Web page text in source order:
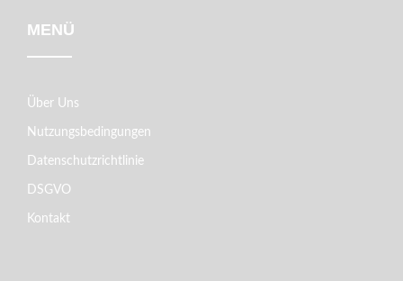
MENÜ
Über Uns
Nutzungsbedingungen
Datenschutzrichtlinie
DSGVO
Kontakt